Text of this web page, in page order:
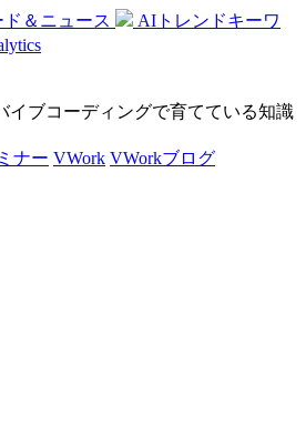
＆ニュース
AIトレンドキーワ
イブコーディングで育てている知識
ナー VWork VWorkブログ